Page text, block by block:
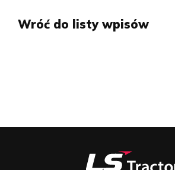
Wróć do listy wpisów